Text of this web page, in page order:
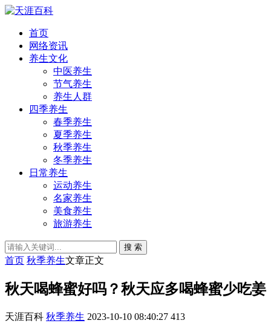
首页
网络资讯
养生文化
中医养生
节气养生
养生人群
四季养生
春季养生
夏季养生
秋季养生
冬季养生
日常养生
运动养生
名家养生
美食养生
旅游养生
搜 索
首页 秋季养生文章正文
秋天喝蜂蜜好吗？秋天应多喝蜂蜜少吃姜
天涯百科 秋季养生 2023-10-10 08:40:27 413